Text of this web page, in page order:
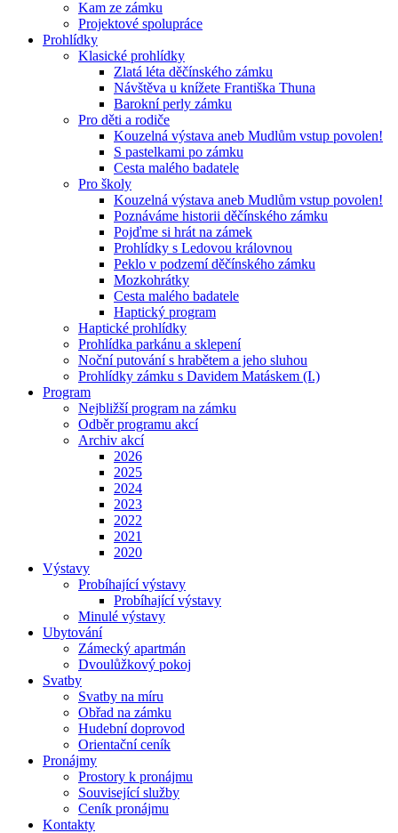
Kam ze zámku
Projektové spolupráce
Prohlídky
Klasické prohlídky
Zlatá léta děčínského zámku
Návštěva u knížete Františka Thuna
Barokní perly zámku
Pro děti a rodiče
Kouzelná výstava aneb Mudlům vstup povolen!
S pastelkami po zámku
Cesta malého badatele
Pro školy
Kouzelná výstava aneb Mudlům vstup povolen!
Poznáváme historii děčínského zámku
Pojďme si hrát na zámek
Prohlídky s Ledovou královnou
Peklo v podzemí děčínského zámku
Mozkohrátky
Cesta malého badatele
Haptický program
Haptické prohlídky
Prohlídka parkánu a sklepení
Noční putování s hrabětem a jeho sluhou
Prohlídky zámku s Davidem Matáskem (I.)
Program
Nejbližší program na zámku
Odběr programu akcí
Archiv akcí
2026
2025
2024
2023
2022
2021
2020
Výstavy
Probíhající výstavy
Probíhající výstavy
Minulé výstavy
Ubytování
Zámecký apartmán
Dvoulůžkový pokoj
Svatby
Svatby na míru
Obřad na zámku
Hudební doprovod
Orientační ceník
Pronájmy
Prostory k pronájmu
Související služby
Ceník pronájmu
Kontakty